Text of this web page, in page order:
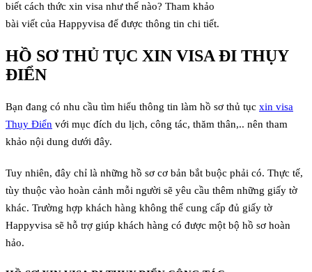
biết cách thức xin visa như thế nào? Tham khảo
bài viết của Happyvisa để được thông tin chi tiết.
HỒ SƠ THỦ TỤC XIN VISA ĐI THỤY
ĐIỂN
Bạn đang có nhu cầu tìm hiểu thông tin làm hồ sơ thủ tục xin visa
Thụy Điển với mục đích du lịch, công tác, thăm thân,.. nên tham
khảo nội dung dưới đây.
Tuy nhiên, đây chỉ là những hồ sơ cơ bản bắt buộc phải có. Thực tế,
tùy thuộc vào hoàn cảnh mỗi người sẽ yêu cầu thêm những giấy tờ
khác. Trường hợp khách hàng không thể cung cấp đủ giấy tờ
Happyvisa sẽ hỗ trợ giúp khách hàng có được một bộ hồ sơ hoàn
hảo.